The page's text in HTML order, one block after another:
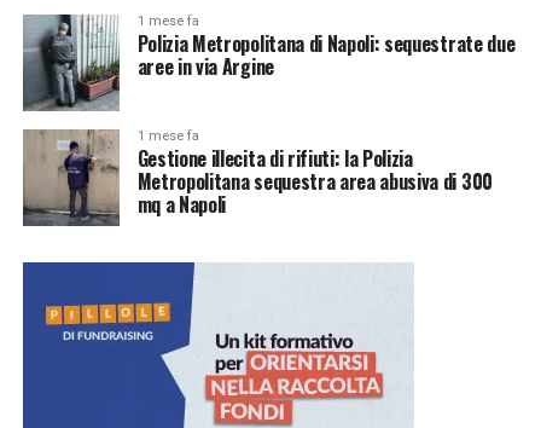
1 mese fa
Polizia Metropolitana di Napoli: sequestrate due
aree in via Argine
1 mese fa
Gestione illecita di rifiuti: la Polizia
Metropolitana sequestra area abusiva di 300
mq a Napoli